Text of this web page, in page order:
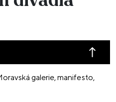
galerie, manifesto,